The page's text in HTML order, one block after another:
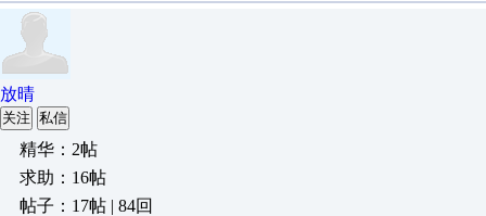
放晴
关注 私信
精华：2帖
求助：16帖
帖子：17帖 | 84回